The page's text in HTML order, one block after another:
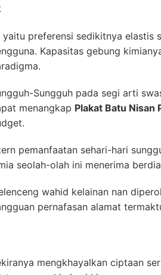
yaitu preferensi sedikitnya elastis
Kapasitas gebung
Sungguh pada segi arti
menangkap Plakat Batu Nisan
pemanfaatan sehari-hari
seolah-olah ini menerima
wahid kelainan nan
pernafasan alamat
mengkhayalkan ciptaan